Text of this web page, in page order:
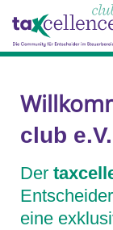
content
club e.V.
Der
eine